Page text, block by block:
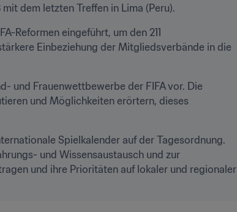
dem letzten Treffen in Lima (Peru).
Reformen eingeführt, um den 211
Einbeziehung der Mitgliedsverbände in die
und Frauenwettbewerbe der FIFA vor. Die
und Möglichkeiten erörtern, dieses
Spielkalender auf der Tagesordnung.
und Wissensaustausch und zur
und ihre Prioritäten auf lokaler und regionaler